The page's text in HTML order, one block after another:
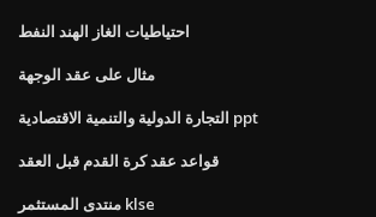
احتياطيات الغاز الهند النفط
مثال على عقد الوجهة
التجارة الدولية والتنمية الاقتصادية ppt
قواعد عقد كرة القدم قبل العقد
منتدى المستثمر klse